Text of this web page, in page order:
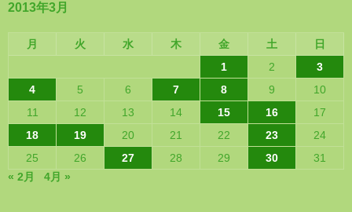
2013年3月
月 火 水 木 金 土
日
1
2
3
4
5 6 7 8 9
10
11
12 13 14 15 16
17
18
19 20 21 22 23
24
25
26 27 28 29 30
31
« 2月
4月 »